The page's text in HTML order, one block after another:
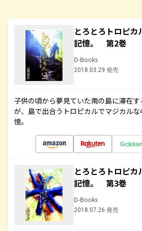
とろとろトロピ
記憶。 第2巻
D-Books
2018.03.29 発売
子供の頃から夢見ていた南の島に滞在
が、島で出合うトロピカルでマジカル
憶。
とろとろトロピ
記憶。 第3巻
D-Books
2018.07.26 発売